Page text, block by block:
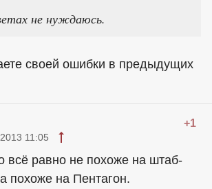
не нуждаюсь.
своей ошибки в предыдущих
+1
11:05
всё равно не похоже на штаб-
похоже на Пентагон.